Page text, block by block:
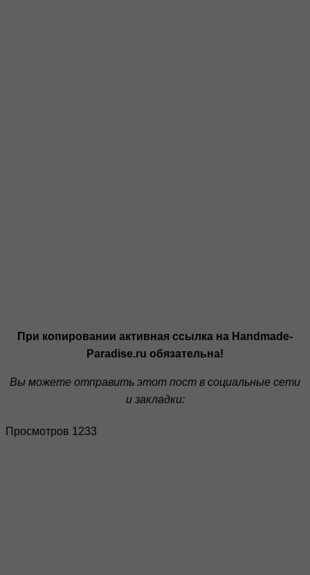
При копировании активная ссылка на Handmade-
Paradise.ru обязательна!
Вы можете отправить этот пост в социальные сети
и закладки:
Просмотров 1233